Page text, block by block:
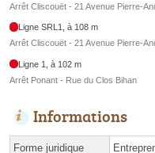
Arrêt Cliscouët - 21 Avenue Pierre-
Ligne SRL1, à 108 m
Arrêt Cliscouët - 21 Avenue Pierre-
Ligne 1, à 102 m
Arrêt Ponant - Rue du Clos Bihan
Informations
Forme juridique